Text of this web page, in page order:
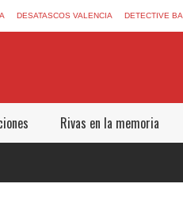
DESATASCOS VALENCIA DETECTIVE
Rivas en la memoria